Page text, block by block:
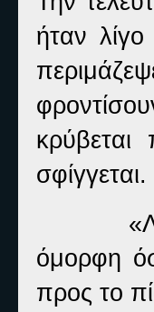
ήταν
σφίγγεται.
όμορφη
προς το